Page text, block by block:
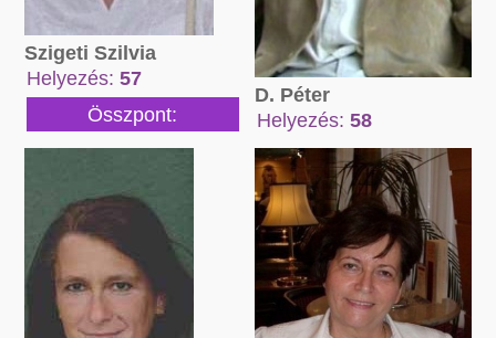
Szigeti Szilvia
Helyezés:57
Összpont:
D. Péter
Helyezés:58
Összpont:
24434 pont